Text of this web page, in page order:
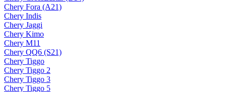
Chery Fora (A21)
Chery Indis
Chery Jaggi
Chery Kimo
Chery M11
Chery QQ6 (S21)
Chery Tiggo
Chery Tiggo 2
Chery Tiggo 3
Chery Tiggo 5